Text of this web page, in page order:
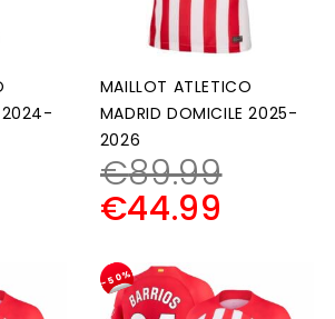
2024-
MAILLOT ATLETICO
MADRID DOMICILE 2025-
2026
€89.99
€44.99
-50%